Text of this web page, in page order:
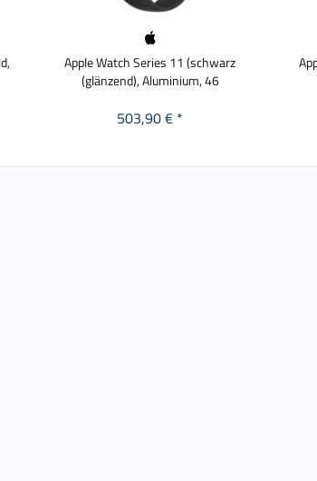
Apple Watch Series 11 (schwarz
(glänzend), Aluminium, 46
503,90 € *